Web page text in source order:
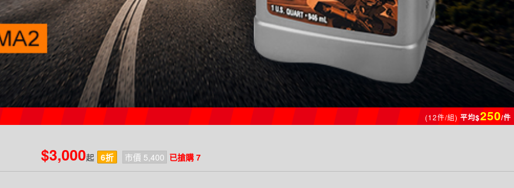
(12件/組) 平均$250/件
$3,000起 6折 市價 5,400 已搶購 7